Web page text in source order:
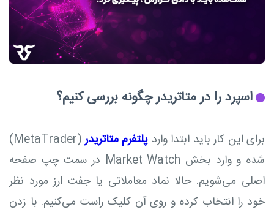
اسپرد را در متاتریدر چگونه بررسی کنیم؟
برای این کار باید ابتدا وارد پلتفرم متاتریدر
(MetaTrader)
شده و وارد بخش Market Watch در سمت چپ صفحه
اصلی می‌شویم. حالا نماد معاملاتی یا جفت ارز مورد نظر
خود را انتخاب کرده و روی آن کلیک راست می‌کنیم. با زدن